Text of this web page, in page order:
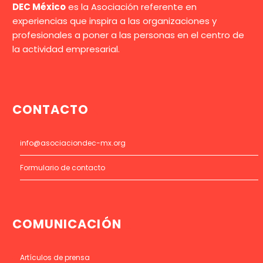
DEC Méxicoes la Asociación referente en
experiencias que inspira a las organizaciones y
profesionales a poner a las personas en el centro de
la actividad empresarial.
CONTACTO
info@asociaciondec-mx.org
Formulario de contacto
COMUNICACIÓN
Artículos de prensa